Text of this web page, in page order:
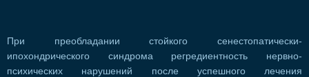
При преобладании стойкого сенестопатически-
ипохондрического синдрома регредиентность нервно-
психических нарушений после успешного лечения